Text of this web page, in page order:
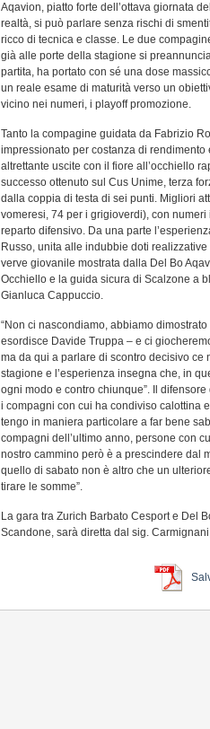
Aqavion, piatto forte dell’ottava giornata
realtà, si può parlare senza rischi di
ricco di tecnica e classe. Le due
già alle porte della stagione si
partita, ha portato con sé una dose
un reale esame di maturità verso un
vicino nei numeri, i playoff promozione.
Tanto la compagine guidata da Fabrizio
impressionato per costanza di rendimento
altrettante uscite con il fiore all’occhiello
successo ottenuto sul Cus Unime, terza
dalla coppia di testa di sei punti. Migliori
vomeresi, 74 per i grigioverdi), con
reparto difensivo. Da una parte
Russo, unita alle indubbie doti
verve giovanile mostrata dalla Del Bo
Occhiello e la guida sicura di Scalzone a
Gianluca Cappuccio.
“Non ci nascondiamo, abbiamo
esordisce Davide Truppa – e ci
ma da qui a parlare di scontro decisivo ce
stagione e l’esperienza insegna che, in
ogni modo e contro chiunque”. Il
i compagni con cui ha condiviso calottina
tengo in maniera particolare a far bene
compagni dell’ultimo anno, persone con
nostro cammino però è a prescindere dal
quello di sabato non è altro che un
tirare le somme”.
La gara tra Zurich Barbato Cesport e Del
Scandone, sarà diretta dal sig.